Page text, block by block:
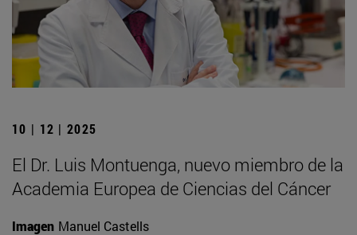
10 | 12 | 2025
El Dr. Luis Montuenga, nuevo miembro de la
Academia Europea de Ciencias del Cáncer
Imagen Manuel Castells